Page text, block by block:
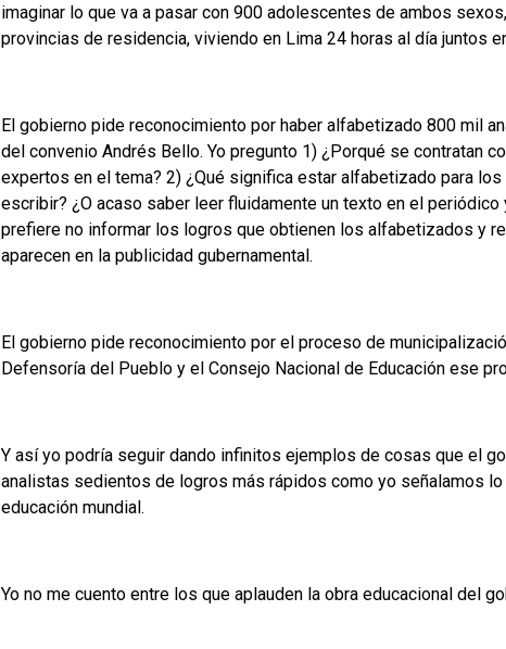
imaginar lo que va a pasar con 900 adolescentes de ambos
provincias de residencia, viviendo en Lima 24 horas al día juntos
El gobierno pide reconocimiento por haber alfabetizado 800 mil
del convenio Andrés Bello. Yo pregunto 1) ¿Porqué se contratan
expertos en el tema? 2) ¿Qué significa estar alfabetizado para
escribir? ¿O acaso saber leer fluidamente un texto en el
prefiere no informar los logros que obtienen los alfabetizados y
aparecen en la publicidad gubernamental.
El gobierno pide reconocimiento por el proceso de
Defensoría del Pueblo y el Consejo Nacional de Educación ese
Y así yo podría seguir dando infinitos ejemplos de cosas que el
analistas sedientos de logros más rápidos como yo señalamos
educación mundial.
Yo no me cuento entre los que aplauden la obra educacional del